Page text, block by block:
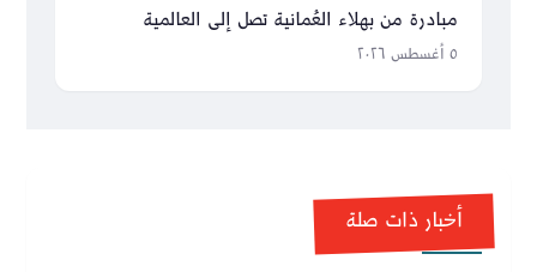
مبادرة من بهلاء العُمانية تصل إلى العالمية
٥ أغسطس ٢٠٢٦
أخبار ذات صلة